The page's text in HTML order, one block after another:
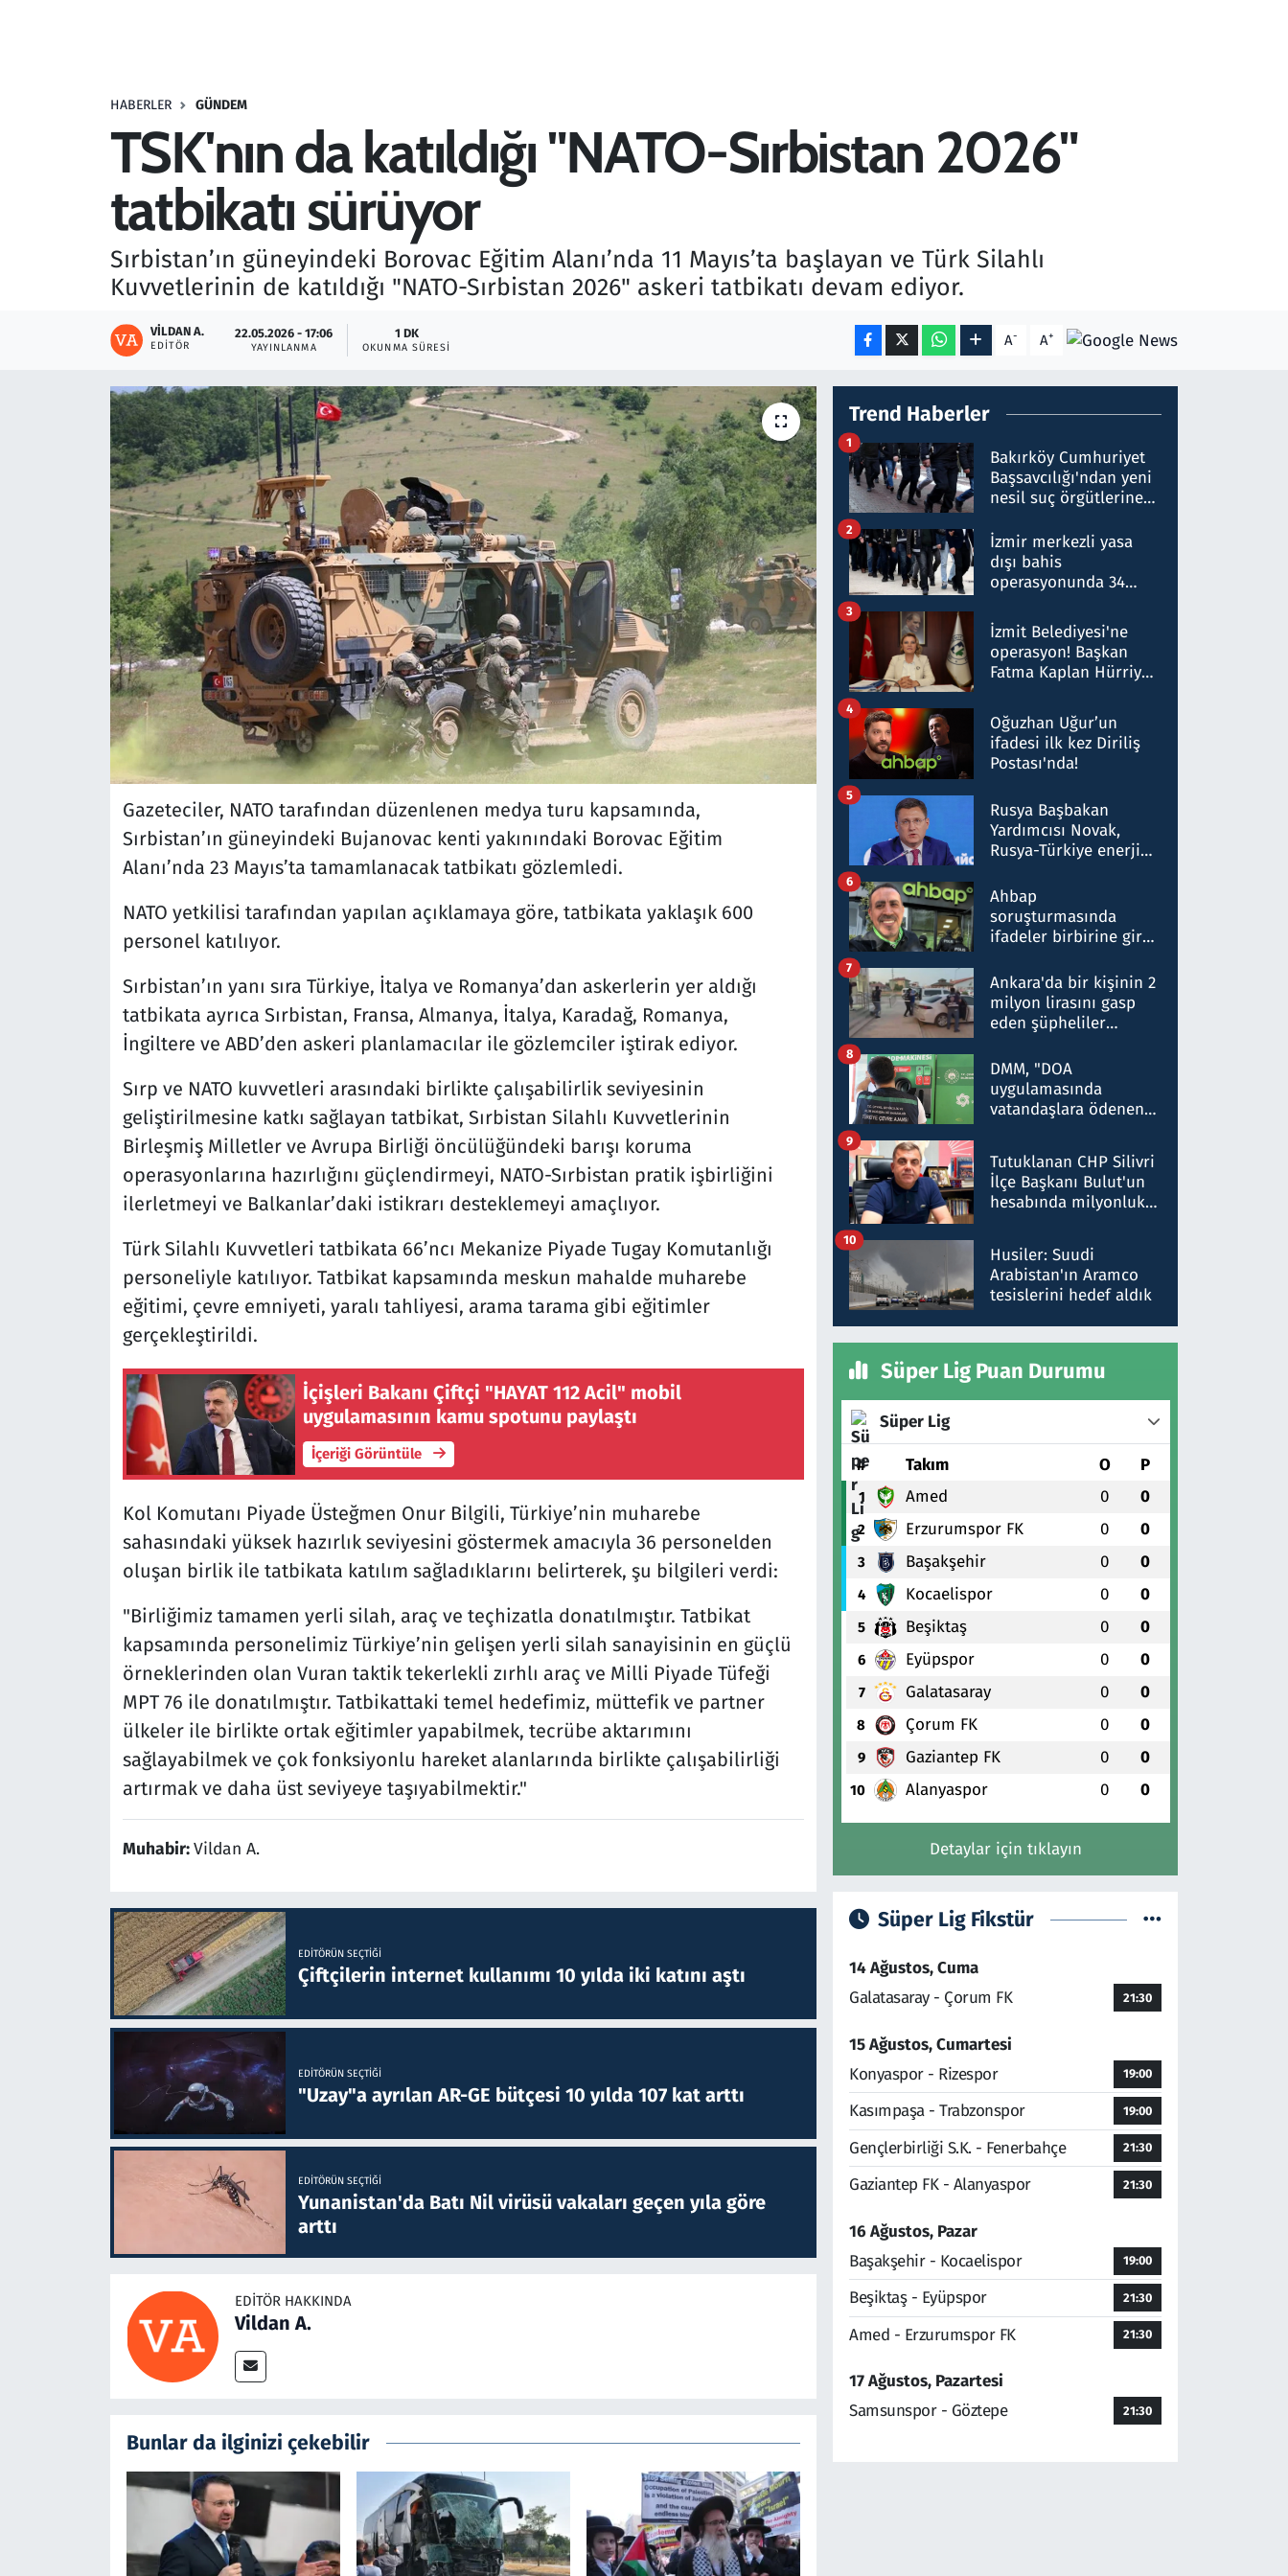
HABERLER GÜNDEM
TSK'nın da katıldığı "NATO-Sırbistan 2026"
tatbikatı sürüyor
Sırbistan’ın güneyindeki Borovac Eğitim Alanı’nda 11 Mayıs’ta başlayan ve Türk Silahlı
Kuvvetlerinin de katıldığı "NATO-Sırbistan 2026" askeri tatbikatı devam ediyor.
VILDAN A.
EDITÖR
22.05.2026 - 17:06
YAYINLANMA
1 DK
OKUNMA SÜRESI A- A+
Gazeteciler, NATO tarafından düzenlenen medya turu kapsamında,
Sırbistan’ın güneyindeki Bujanovac kenti yakınındaki Borovac Eğitim
Alanı’nda 23 Mayıs’ta tamamlanacak tatbikatı gözlemledi.
NATO yetkilisi tarafından yapılan açıklamaya göre, tatbikata yaklaşık 600
personel katılıyor.
Sırbistan’ın yanı sıra Türkiye, İtalya ve Romanya’dan askerlerin yer aldığı
tatbikata ayrıca Sırbistan, Fransa, Almanya, İtalya, Karadağ, Romanya,
İngiltere ve ABD’den askeri planlamacılar ile gözlemciler iştirak ediyor.
Sırp ve NATO kuvvetleri arasındaki birlikte çalışabilirlik seviyesinin
geliştirilmesine katkı sağlayan tatbikat, Sırbistan Silahlı Kuvvetlerinin
Birleşmiş Milletler ve Avrupa Birliği öncülüğündeki barışı koruma
operasyonlarına hazırlığını güçlendirmeyi, NATO-Sırbistan pratik işbirliğini
ilerletmeyi ve Balkanlar’daki istikrarı desteklemeyi amaçlıyor.
Türk Silahlı Kuvvetleri tatbikata 66’ncı Mekanize Piyade Tugay Komutanlığı
personeliyle katılıyor. Tatbikat kapsamında meskun mahalde muharebe
eğitimi, çevre emniyeti, yaralı tahliyesi, arama tarama gibi eğitimler
gerçekleştirildi.
İçişleri Bakanı Çiftçi "HAYAT 112 Acil" mobil
uygulamasının kamu spotunu paylaştı
İçeriği Görüntüle
Kol Komutanı Piyade Üsteğmen Onur Bilgili, Türkiye’nin muharebe
sahasındaki yüksek hazırlık seviyesini göstermek amacıyla 36 personelden
oluşan birlik ile tatbikata katılım sağladıklarını belirterek, şu bilgileri verdi:
"Birliğimiz tamamen yerli silah, araç ve teçhizatla donatılmıştır. Tatbikat
kapsamında personelimiz Türkiye’nin gelişen yerli silah sanayisinin en güçlü
örneklerinden olan Vuran taktik tekerlekli zırhlı araç ve Milli Piyade Tüfeği
MPT 76 ile donatılmıştır. Tatbikattaki temel hedefimiz, müttefik ve partner
ülkeler ile birlikte ortak eğitimler yapabilmek, tecrübe aktarımını
sağlayabilmek ve çok fonksiyonlu hareket alanlarında birlikte çalışabilirliği
artırmak ve daha üst seviyeye taşıyabilmektir."
Muhabir:Vildan A.
EDITÖRÜN SEÇTIĞI
Çiftçilerin internet kullanımı 10 yılda iki katını aştı
EDITÖRÜN SEÇTIĞI
"Uzay"a ayrılan AR-GE bütçesi 10 yılda 107 kat arttı
EDITÖRÜN SEÇTIĞI
Yunanistan'da Batı Nil virüsü vakaları geçen yıla göre
arttı
EDITÖR HAKKINDA
Vildan A.
Bunlar da ilginizi çekebilir
Trend Haberler
Bakırköy Cumhuriyet
Başsavcılığı'ndan yeni
nesil suç örgütlerine
hakkında gözaltı kararı
1
İzmir merkezli yasa
dışı bahis
operasyonunda 34
Milyar liralık para
trafiği tespit edildi
2
İzmit Belediyesi'ne
operasyon! Başkan
Fatma Kaplan Hürriyet
3
Oğuzhan Uğur’un
ifadesi ilk kez Diriliş
Postası'nda!
4
Rusya Başbakan
Yardımcısı Novak,
Rusya-Türkiye enerji
nitelikte olduğunu
belirtti
5
Ahbap
soruşturmasında
ifadeler birbirine girdi:
ifadelerinden ortaya
çıkan tablo şok etti
6
Ankara'da bir kişinin 2
milyon lirasını gasp
eden şüpheliler
7
DMM, "DOA
uygulamasında
vatandaşlara ödenen
düşürüldüğü" iddiasını
yalanladı
8
Tutuklanan CHP Silivri
İlçe Başkanı Bulut'un
hesabında milyonluk
talimat verdi, ben
gönderdim
9
Husiler: Suudi
Arabistan'ın Aramco
tesislerini hedef aldık
10
Süper Lig Puan Durumu
Süper Lig
# Takım O P
1 Amed 0 0
2 Erzurumspor FK 0 0
3 Başakşehir 0 0
4 Kocaelispor 0 0
5 Beşiktaş 0 0
6 Eyüpspor 0 0
7 Galatasaray 0 0
8 Çorum FK 0 0
9 Gaziantep FK 0 0
10 Alanyaspor 0 0
Detaylar için tıklayın
Süper Lig Fikstür
14 Ağustos, Cuma
Galatasaray - Çorum FK
21:30
15 Ağustos, Cumartesi
Konyaspor - Rizespor
19:00
Kasımpaşa - Trabzonspor 19:00
Gençlerbirliği S.K. - Fenerbahçe 21:30
Gaziantep FK - Alanyaspor 21:30
16 Ağustos, Pazar
Başakşehir - Kocaelispor
19:00
Beşiktaş - Eyüpspor 21:30
Amed - Erzurumspor FK 21:30
17 Ağustos, Pazartesi
Samsunspor - Göztepe
21:30
Savunma Sanayi
Teknoloji ve Bilim
Televizyon